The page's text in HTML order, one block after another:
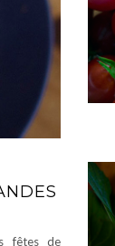
fêtes de